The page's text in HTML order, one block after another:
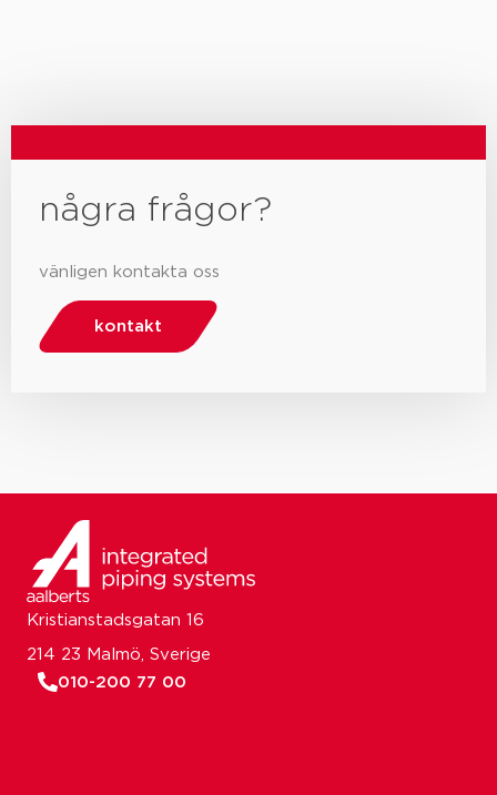
några frågor?
vänligen kontakta oss
kontakt
Kristianstadsgatan 16
214 23 Malmö, Sverige
010-200 77 00